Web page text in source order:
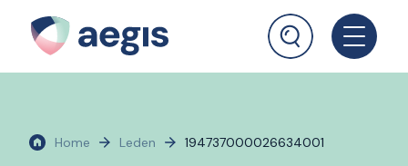
Home Leden 194737000026634001